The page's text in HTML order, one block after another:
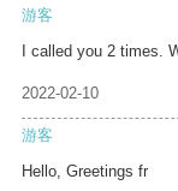
游客
I called you 2 times.
2022-02-10
游客
Hello, Greetings fr